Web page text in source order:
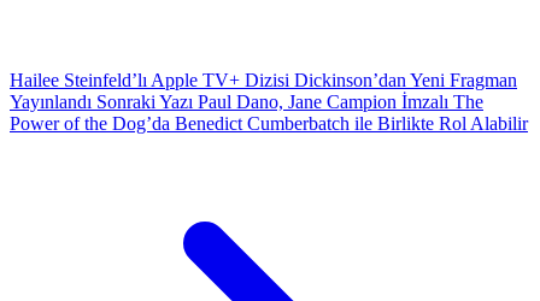
Hailee Steinfeld’lı Apple TV+ Dizisi Dickinson’dan Yeni Fragman
Yayınlandı Sonraki Yazı Paul Dano, Jane Campion İmzalı The
Power of the Dog’da Benedict Cumberbatch ile Birlikte Rol Alabilir